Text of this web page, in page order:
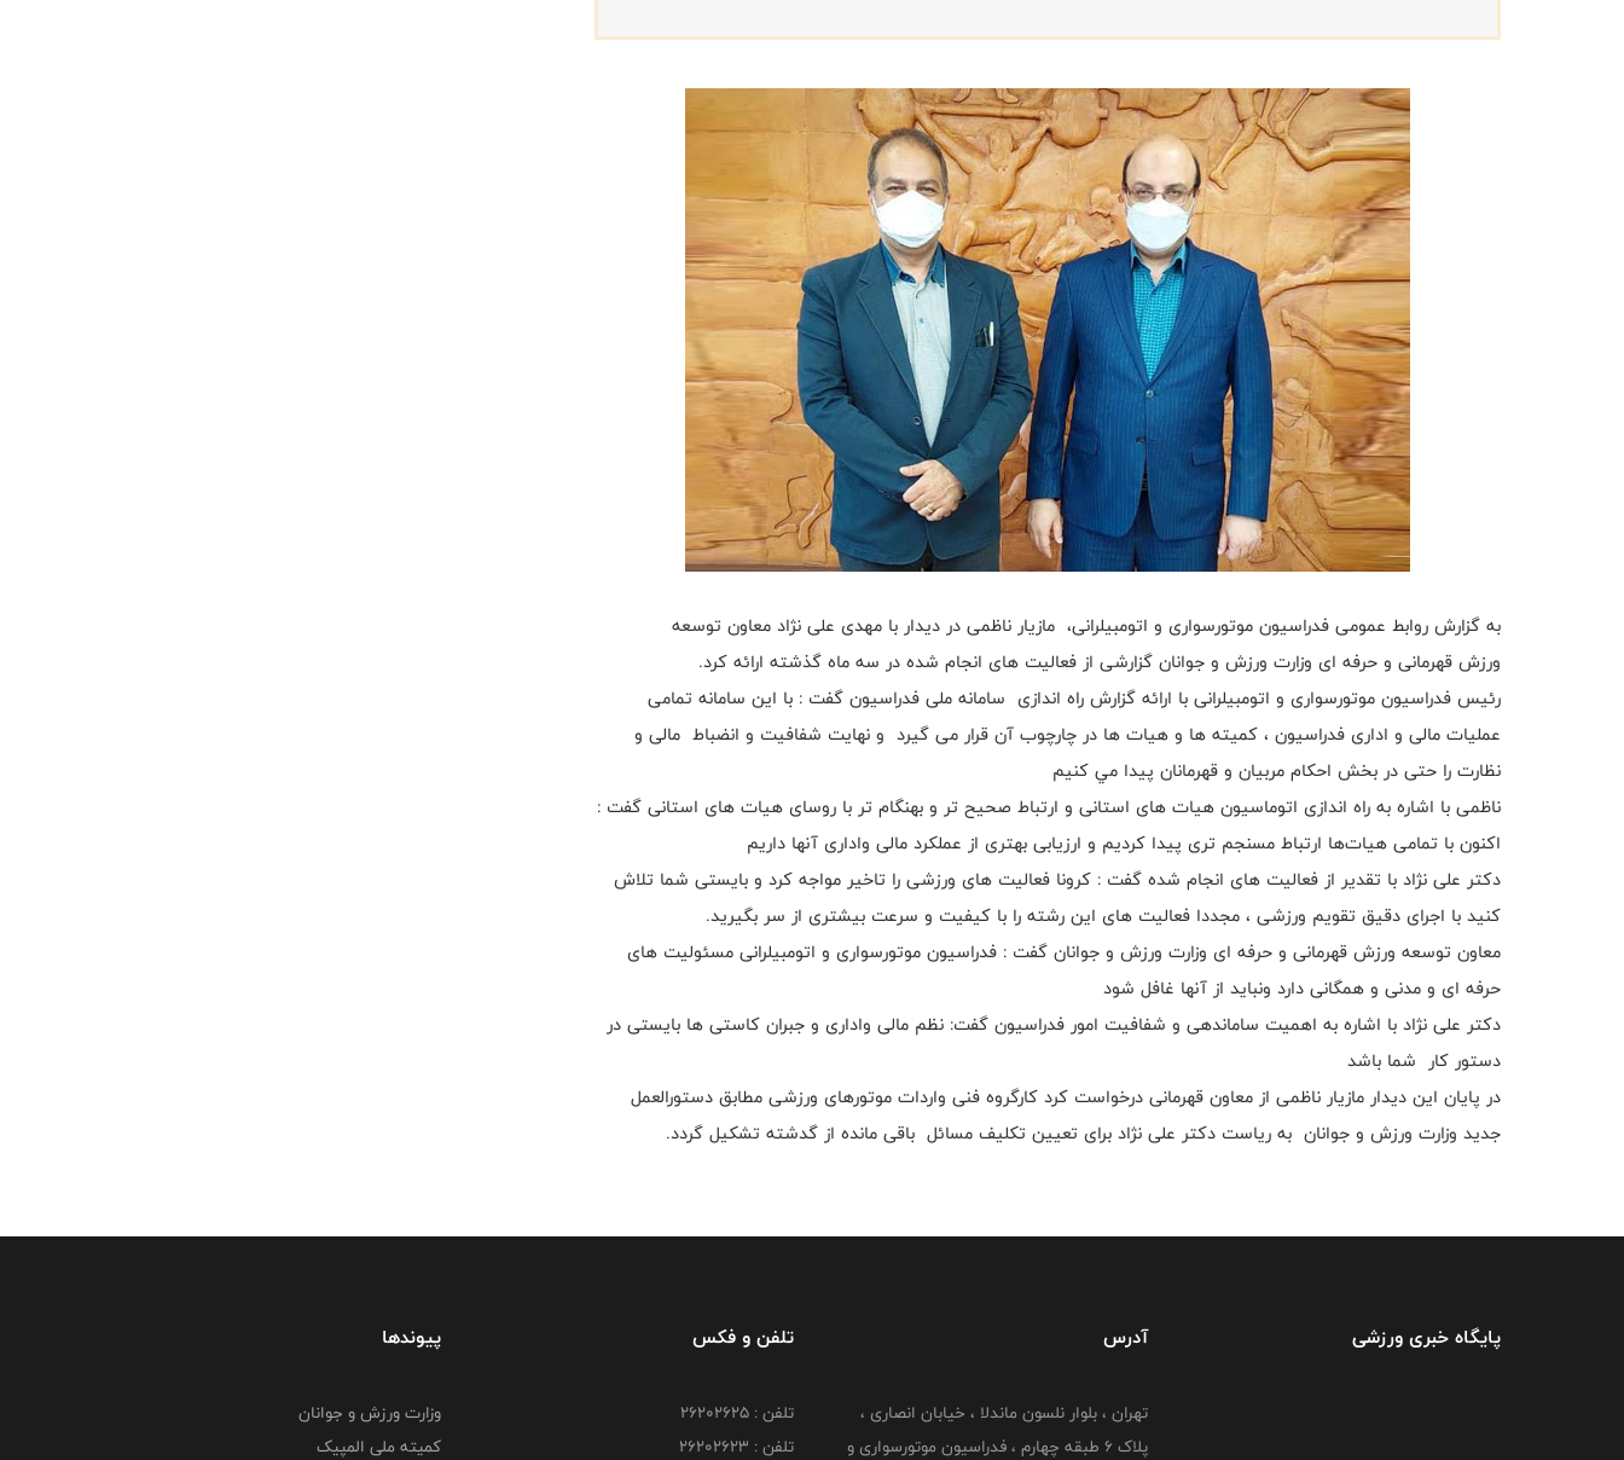
به گزارش روابط عمومی فدراسیون موتورسواری و اتومبیلرانی، مازیار ناظمی در دیدار با مهدی علی نژاد معاون توسعه
ورزش قهرمانی و حرفه ای وزارت ورزش و جوانان گزارشی از فعالیت های انجام شده در سه ماه گذشته ارائه کرد.
رئیس فدراسیون موتورسواری و اتومبیلرانی با ارائه گزارش راه اندازی سامانه ملی فدراسیون گفت : با این سامانه تمامی
عملیات مالی و اداری فدراسیون ، کمیته ها و هیات ها در چارچوب آن قرار می گیرد و نهایت شفافیت و انضباط مالی و
نظارت را حتی در بخش احکام مربیان و قهرمانان پیدا مي کنيم
ناظمی با اشاره به راه اندازی اتوماسیون هیات های استانی و ارتباط صحیح تر و بهنگام تر با روسای هیات های استانی گفت :
اکنون با تمامی هیات‌ها ارتباط مسنجم تری پیدا کردیم و ارزیابی بهتری از عملکرد مالی واداری آنها داریم
دکتر علی نژاد با تقدیر از فعالیت های انجام شده گفت : کرونا فعالیت های ورزشی را تاخیر مواجه کرد و بایستی شما تلاش
کنید با اجرای دقیق تقویم ورزشی ، مجددا فعالیت های این رشته را با کیفیت و سرعت بیشتری از سر بگیرید.
معاون توسعه ورزش قهرمانی و حرفه ای وزارت ورزش و جوانان گفت : فدراسیون موتورسواری و اتومبیلرانی مسئولیت های
حرفه ای و مدنی و همگانی دارد ونباید از آنها غافل شود
دکتر علی نژاد با اشاره به اهمیت ساماندهی و شفافیت امور فدراسیون گفت: نظم مالی واداری و جبران کاستی ها بایستی در
دستور کار شما باشد
در پایان این دیدار مازیار ناظمی از معاون قهرمانی درخواست‌ کرد کارگروه فنی واردات موتورهای ورزشی مطابق دستورالعمل
جدید وزارت ورزش و جوانان به ریاست دکتر علی نژاد برای تعیین تکلیف مسائل باقی مانده از گدشته تشکیل گردد.
پایگاه خبری ورزشی آدرس
تهران ، بلوار نلسون ماندلا ، خیابان انصاری ،
پلاک ۶ طبقه چهارم ، فدراسیون موتورسواری و
تلفن و فکس
تلفن : ۲۶۲۰۲۶۲۵
تلفن : ۲۶۲۰۲۶۲۳
پیوندها
وزارت ورزش و جوانان
کمیته ملی المپیک